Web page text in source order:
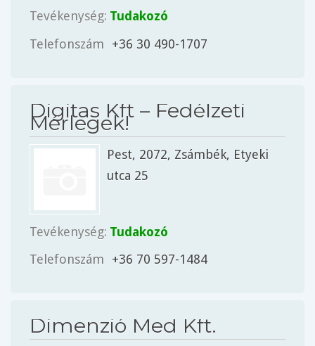
Tevékenység: Tudakozó
Telefonszám
+36 30 490-1707
Digitas Kft – Fedélzeti
Mérlegek!
Pest, 2072, Zsámbék, Etyeki
utca 25
Tevékenység: Tudakozó
Telefonszám
+36 70 597-1484
Dimenzió Med Kft.